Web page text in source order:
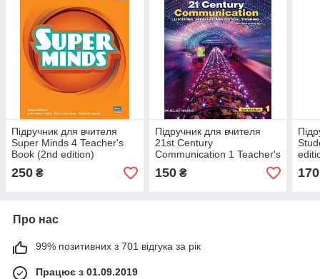
Підручник для вчителя
Super Minds 4 Teacher's
Book (2nd edition)
250 ₴
Підручник для вчителя
21st Century
Communication 1 Teacher's
Book (2nd edition)
150₴ 170
Про нас
99% позитивних з 701 відгука за рік
Працює з 01.09.2019